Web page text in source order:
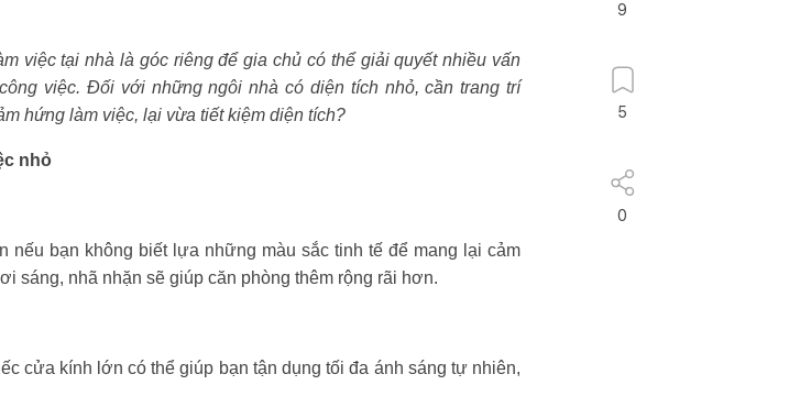
việc tại nhà là góc riêng để gia chủ có thể giải quyết nhiều vấn
việc. Đối với những ngôi nhà có diện tích nhỏ, cần trang trí
hứng làm việc, lại vừa tiết kiệm diện tích?
nhỏ
nếu bạn không biết lựa những màu sắc tinh tế để mang lại cảm
sáng, nhã nhặn sẽ giúp căn phòng thêm rộng rãi hơn.
cửa kính lớn có thể giúp bạn tận dụng tối đa ánh sáng tự nhiên,
9
5
0